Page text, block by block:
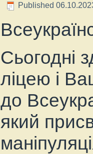
Published
Сьогодні
ліцею і
до
який